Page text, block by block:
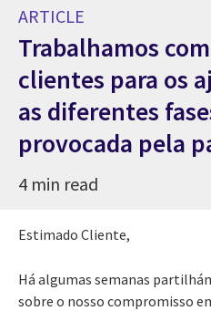
ARTICLE
Trabalhamos
clientes para os
as diferentes
provocada pela
4 min read
Estimado Cliente,
Há algumas semanas
sobre o nosso compromisso